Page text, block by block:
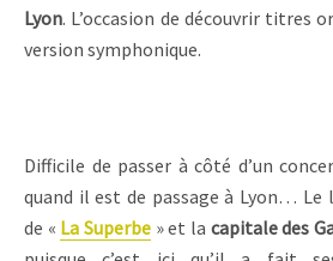
Lyon. L’occasion de découvrir titres
version symphonique.
Difficile de passer à côté d’un
quand il est de passage à Lyon…
de « La Superbe » et la capitale des